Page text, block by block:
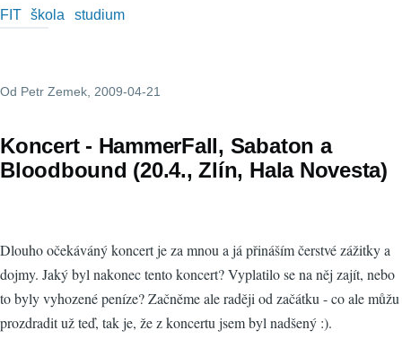
FIT škola studium
Od Petr Zemek , 2009-04-21
Koncert - HammerFall, Sabaton a
Bloodbound (20.4., Zlín, Hala Novesta)
Dlouho očekáváný koncert je za mnou a já přináším čerstvé zážitky a
dojmy. Jaký byl nakonec tento koncert? Vyplatilo se na něj zajít, nebo
to byly vyhozené peníze? Začněme ale raději od začátku - co ale můžu
prozdradit už teď, tak je, že z koncertu jsem byl nadšený :).